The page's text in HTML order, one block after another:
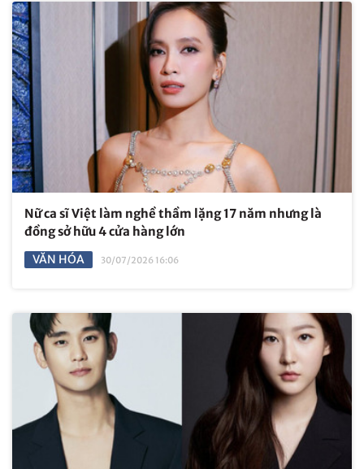
Nữ ca sĩ Việt làm nghề thầm lặng 17 năm nhưng là
đồng sở hữu 4 cửa hàng lớn
VĂN HÓA 30/07/2026 16:06